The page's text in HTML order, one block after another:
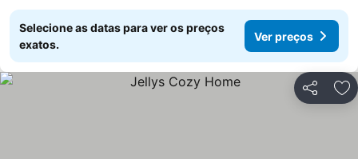
Selecione as datas para ver os preços
exatos.
Ver preços
Partilhar